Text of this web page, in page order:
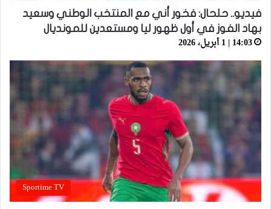
فيديو.. حلحال: فخور أني مع المنتخب الوطني وسعيد
بهاد الفوز في أول ظهور ليا ومستعدين للمونديال
14:03 | 1 أبريل، 2026
Sportime TV